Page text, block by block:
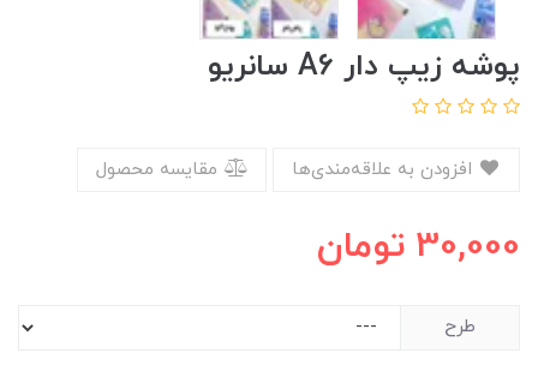
پوشه زیپ دار A6 سانریو
مقایسه محصول
30,000 تومان
طرح